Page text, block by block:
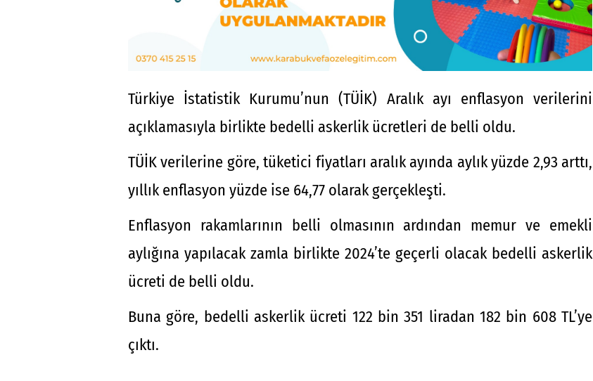
Türkiye İstatistik Kurumu’nun (TÜİK) Aralık ayı enflasyon verilerini
açıklamasıyla birlikte bedelli askerlik ücretleri de belli oldu.
TÜİK verilerine göre, tüketici fiyatları aralık ayında aylık yüzde 2,93 arttı,
yıllık enflasyon yüzde ise 64,77 olarak gerçekleşti.
Enflasyon rakamlarının belli olmasının ardından memur ve emekli
aylığına yapılacak zamla birlikte 2024’te geçerli olacak bedelli askerlik
ücreti de belli oldu.
Buna göre, bedelli askerlik ücreti 122 bin 351 liradan 182 bin 608 TL’ye
çıktı.